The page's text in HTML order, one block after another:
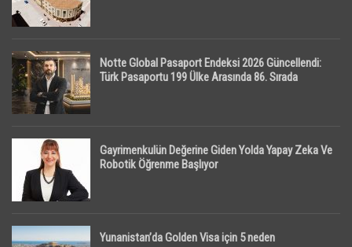
Notte Global Pasaport Endeksi 2026 Güncellendi:
Türk Pasaportu 199 Ülke Arasında 86. Sırada
Gayrimenkulün Değerine Giden Yolda Yapay Zeka Ve
Robotik Öğrenme Başlıyor
Yunanistan’da Golden Visa için 5 neden